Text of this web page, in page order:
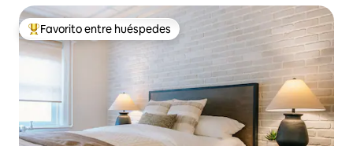
Favorito entre los huéspedes más destacados
Favorito entre huéspedes